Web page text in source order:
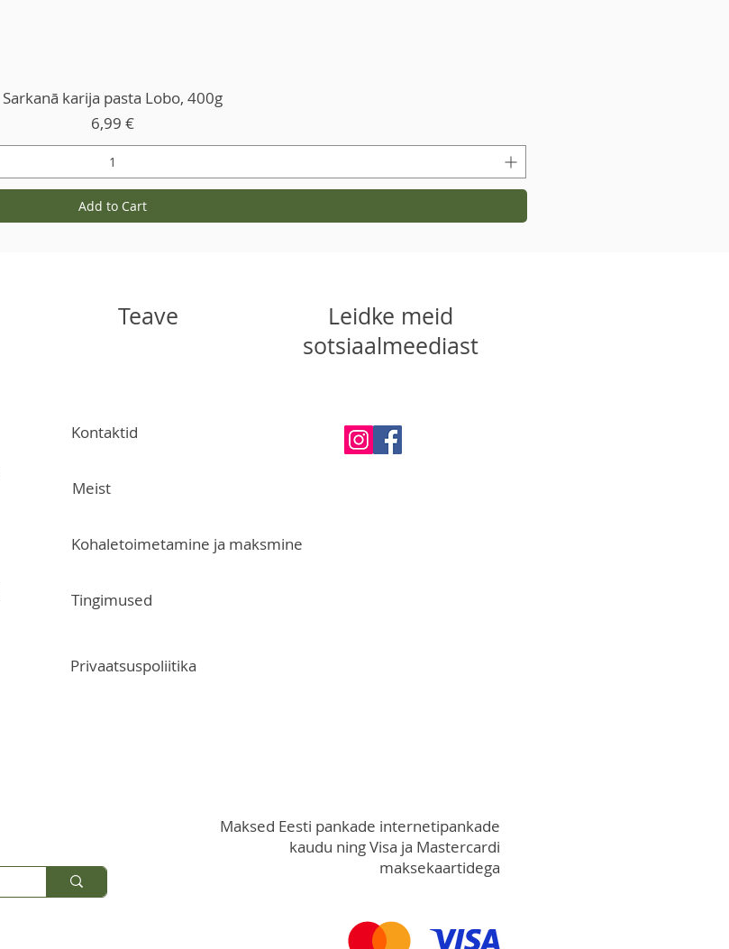
Sarkanā karija pasta Lobo, 400g
Price
6,99 €
Add to Cart
Teave
Leidke meid
sotsiaalmeediast
Kontaktid
Meist
Kohaletoimetamine ja maksmine
Tingimused
Privaatsuspoliitika
Maksed Eesti pankade internetipankade
kaudu ning Visa ja Mastercardi
maksekaartidega